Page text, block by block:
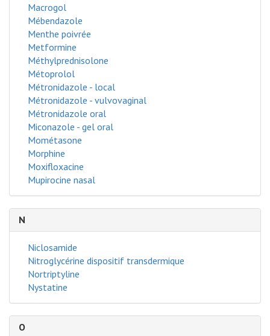
Macrogol
Mébendazole
Menthe poivrée
Metformine
Méthylprednisolone
Métoprolol
Métronidazole - local
Métronidazole - vulvovaginal
Métronidazole oral
Miconazole - gel oral
Mométasone
Morphine
Moxifloxacine
Mupirocine nasal
N
Niclosamide
Nitroglycérine dispositif transdermique
Nortriptyline
Nystatine
O